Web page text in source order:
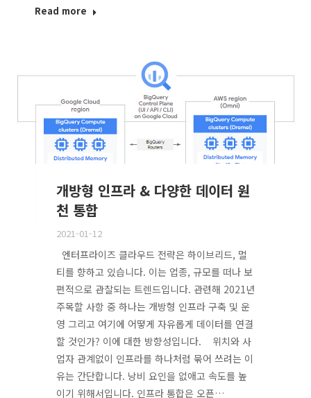
Read more
개방형 인프라 & 다양한 데이터 원
천 통합
2021-01-12
엔터프라이즈 클라우드 전략은 하이브리드, 멀
티를 향하고 있습니다. 이는 업종, 규모를 떠나 보
편적으로 관찰되는 트렌드입니다. 관련해 2021년
주목할 사항 중 하나는 개방형 인프라 구축 및 운
영 그리고 여기에 어떻게 자유롭게 데이터를 연결
할 것인가? 이에 대한 방향성입니다. 위치와 사
업자 관계없이 인프라를 하나처럼 묶어 쓰려는 이
유는 간단합니다. 낭비 요인을 없애고 속도를 높
이기 위해서입니다. 인프라 통합은 오픈…